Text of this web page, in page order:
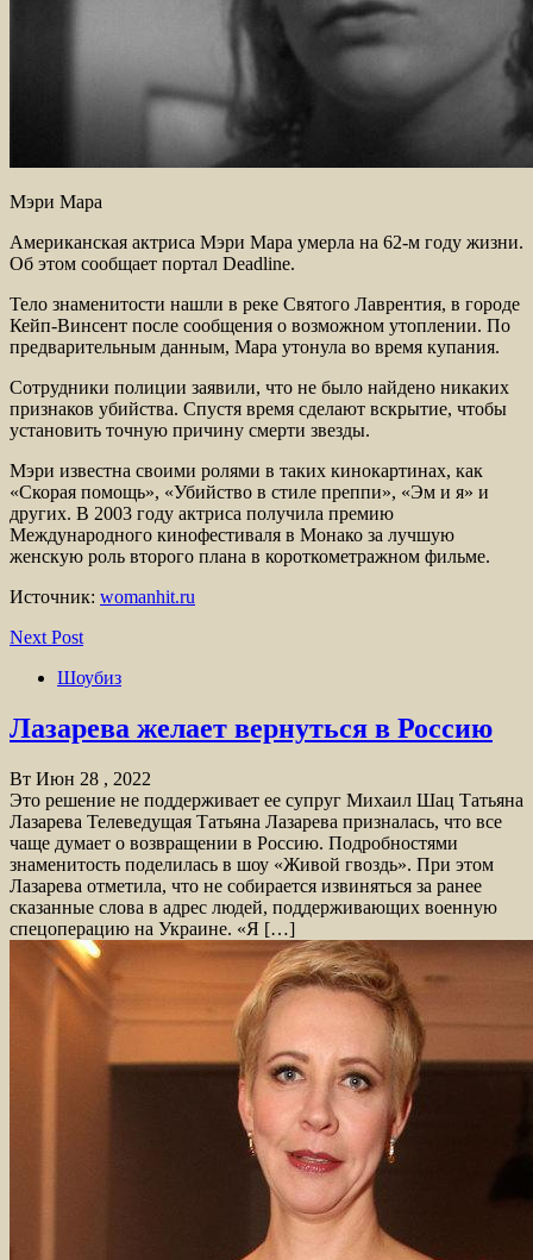
Мэри Мара
Американская актриса Мэри Мара умерла на 62-м году жизни.
Об этом сообщает портал Deadline.
Тело знаменитости нашли в реке Святого Лаврентия, в городе
Кейп-Винсент после сообщения о возможном утоплении. По
предварительным данным, Мара утонула во время купания.
Сотрудники полиции заявили, что не было найдено никаких
признаков убийства. Спустя время сделают вскрытие, чтобы
установить точную причину смерти звезды.
Мэри известна своими ролями в таких кинокартинах, как
«Скорая помощь», «Убийство в стиле преппи», «Эм и я» и
других. В 2003 году актриса получила премию
Международного кинофестиваля в Монако за лучшую
женскую роль второго плана в короткометражном фильме.
Источник: womanhit.ru
Next Post
Шоубиз
Лазарева желает вернуться в Россию
Вт Июн 28 , 2022
Это решение не поддерживает ее супруг Михаил Шац Татьяна
Лазарева Телеведущая Татьяна Лазарева призналась, что все
чаще думает о возвращении в Россию. Подробностями
знаменитость поделилась в шоу «Живой гвоздь». При этом
Лазарева отметила, что не собирается извиняться за ранее
сказанные слова в адрес людей, поддерживающих военную
спецоперацию на Украине. «Я […]